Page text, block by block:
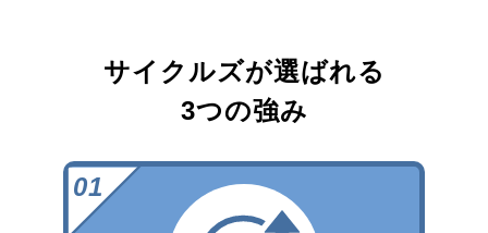
サイクルズが選ばれる
3つの強み